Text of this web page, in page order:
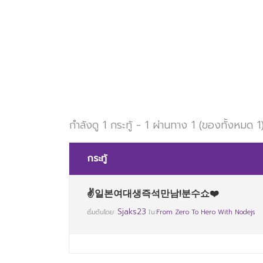
กำลังดู 1 กระทู้ - 1 ผ่านทาง 1 (ของทั้งหมด 1)
กระทู้
✌일본여대생즉석만남!분수쇼❤️
เริ่มต้นโดย: Sjaks23 ใน:From Zero To Hero With Nodejs